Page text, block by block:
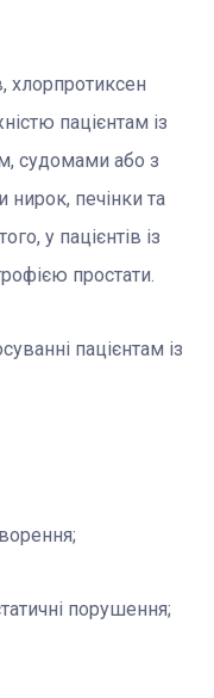
хлорпротиксен
пацієнтам із
судомами або з
печінки та
у пацієнтів із
простати.
пацієнтам із
порушення;